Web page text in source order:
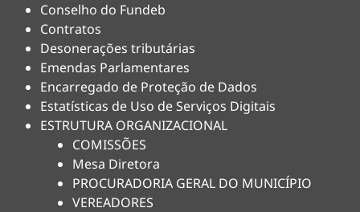
Conselho do Fundeb
Contratos
Desonerações tributárias
Emendas Parlamentares
Encarregado de Proteção de Dados
Estatísticas de Uso de Serviços Digitais
ESTRUTURA ORGANIZACIONAL
COMISSÕES
Mesa Diretora
PROCURADORIA GERAL DO MUNICÍPIO
VEREADORES